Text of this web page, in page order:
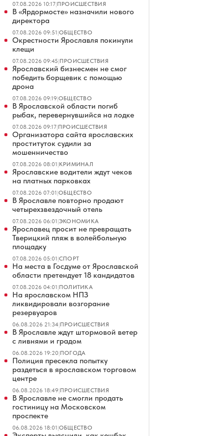
07.08.2026 10:17|ПРОИСШЕСТВИЯ
В «Ярдормосте» назначили нового
директора
07.08.2026 09:51|ОБЩЕСТВО
Окрестности Ярославля покинули
клещи
07.08.2026 09:45|ПРОИСШЕСТВИЯ
Ярославский бизнесмен не смог
победить борщевик с помощью
дрона
07.08.2026 09:19|ОБЩЕСТВО
В Ярославской области погиб
рыбак, перевернувшийся на лодке
07.08.2026 09:17|ПРОИСШЕСТВИЯ
Организатора сайта ярославских
проституток судили за
мошенничество
07.08.2026 08:01|КРИМИНАЛ
Ярославские водители ждут чеков
на платных парковках
07.08.2026 07:01|ОБЩЕСТВО
В Ярославле повторно продают
четырехзвездочный отель
07.08.2026 06:01|ЭКОНОМИКА
Ярославец просит не превращать
Тверицкий пляж в волейбольную
площадку
07.08.2026 05:01|СПОРТ
На места в Госдуме от Ярославской
области претендует 18 кандидатов
07.08.2026 04:01|ПОЛИТИКА
На ярославском НПЗ
ликвидировали возгорание
резервуаров
06.08.2026 21:34|ПРОИСШЕСТВИЯ
В Ярославле ждут штормовой ветер
с ливнями и градом
06.08.2026 19:20|ПОГОДА
Полиция пресекла попытку
раздеться в ярославском торговом
центре
06.08.2026 18:49|ПРОИСШЕСТВИЯ
В Ярославле не смогли продать
гостиницу на Московском
проспекте
06.08.2026 18:01|ОБЩЕСТВО